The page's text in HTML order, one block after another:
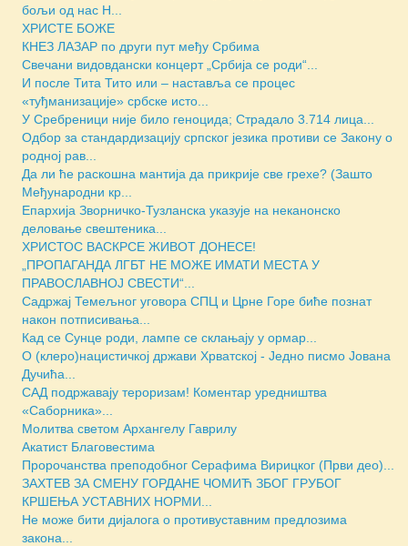
бољи од нас Н...
ХРИСТЕ БОЖЕ
КНЕЗ ЛАЗАР по други пут међу Србима
Свечани видовдански концерт „Србија се роди“...
И после Тита Тито или – наставља се процес
«туђманизације» србске исто...
У Сребреници није било геноцида; Страдало 3.714 лица...
Одбор за стандардизацију српског језика противи се Закону о
родној рав...
Да ли ће раскошна мантија да прикрије све грехе? (Зашто
Међународни кр...
Епархија Зворничко-Тузланска указује на неканонско
деловање свештеника...
ХРИСТОС ВАСКРСЕ ЖИВОТ ДОНЕСЕ!
„ПРОПАГАНДА ЛГБТ НЕ МОЖЕ ИМАТИ МЕСТА У
ПРАВОСЛАВНОЈ СВЕСТИ“...
Садржај Темељног уговора СПЦ и Црне Горе биће познат
након потписивања...
Кад се Сунце роди, лампе се склањају у ормар...
О (клеро)нацистичкој држави Хрватској - Једно писмо Јована
Дучића...
САД подржавају тероризам! Коментар уредништва
«Саборника»...
Молитва светом Архангелу Гаврилу
Акатист Благовестима
Пророчанства преподобног Серафима Вирицког (Први део)...
ЗАХТЕВ ЗА СМЕНУ ГОРДАНЕ ЧОМИЋ ЗБОГ ГРУБОГ
КРШЕЊА УСТАВНИХ НОРМИ...
Не може бити дијалога о противуставним предлозима
закона...